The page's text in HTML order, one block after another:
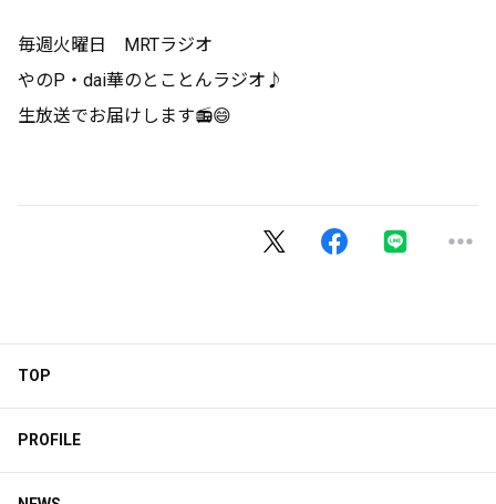
毎週火曜日 MRTラジオ
やのP・dai華のとことんラジオ♪
生放送でお届けします📻😄
TOP
PROFILE